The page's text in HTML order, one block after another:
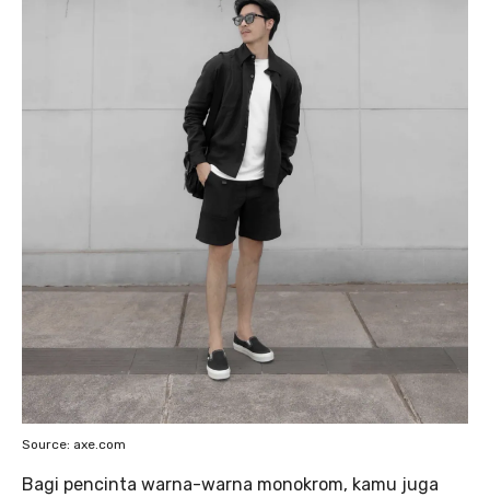
Source: axe.com
Bagi pencinta warna-warna monokrom, kamu juga